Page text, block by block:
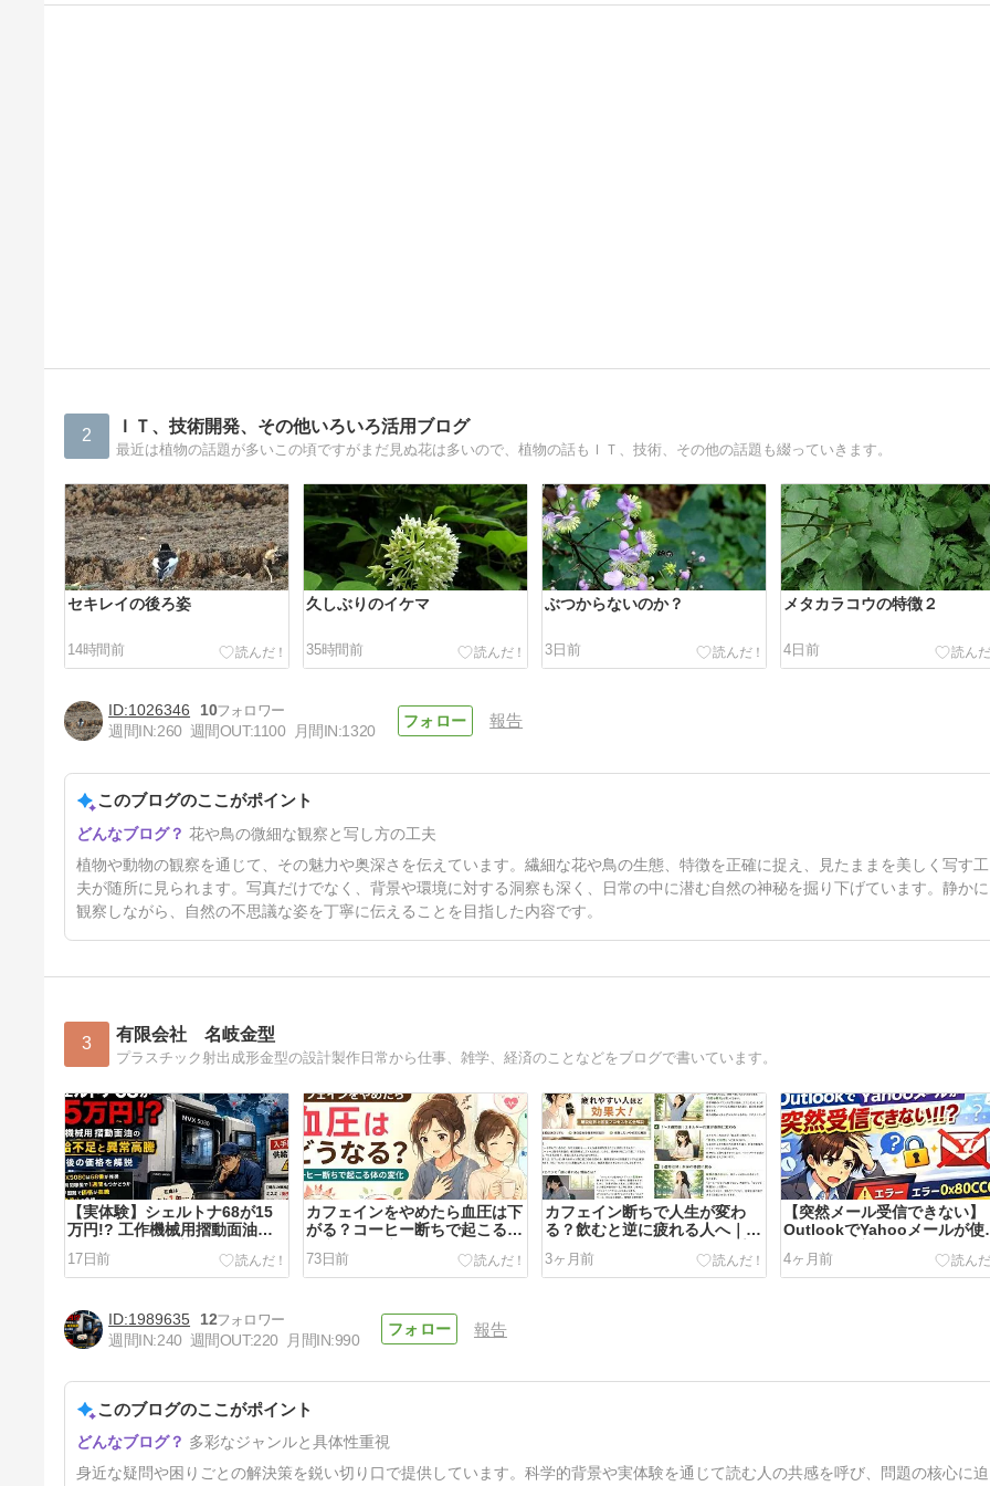
2 ＩＴ、技術開発、その他いろいろ活用ブログ
最近は植物の話題が多いこの頃ですがまだ見ぬ花は多いので、植物の話もＩＴ、技術、その他の話題も綴っていきます。
セキレイの後ろ姿
14時間前
久しぶりのイケマ
35時間前
ぶつからないのか？
3日前
メタカラコウの特徴２
4日前
500年後の皆様へ－494 コロナ
ウィルス2026-31
5日前
1026346
10
週間IN:260 週間OUT:1100 月間IN:1320
報告
このブログのここがポイント
花や鳥の微細な観察と写し方の工夫
植物や動物の観察を通じて、その魅力や奥深さを伝えています。繊細な花や鳥の生態、特徴を正確に捉え、見たままを美しく写す工
夫が随所に見られます。写真だけでなく、背景や環境に対する洞察も深く、日常の中に潜む自然の神秘を掘り下げています。静かに
観察しながら、自然の不思議な姿を丁寧に伝えることを目指した内容です。
3 有限会社 名岐金型
プラスチック射出成形金型の設計製作日常から仕事、雑学、経済のことなどをブログで書いています。
【実体験】シェルトナ68が15
万円!? 工作機械用摺動面油の
価格を解説
17日前
カフェインをやめたら血圧は下
がる？コーヒー断ちで起こる体
73日前
カフェイン断ちで人生が変わ
る？飲むと逆に疲れる人へ｜実
セス完全版
3ヶ月前
【突然メール受信できない】
OutlookでYahooメールが使
0x800CCC0Eの解決方法
4ヶ月前
HURONは本当に効果ある？実
際に使った結果とSEVとの違
5ヶ月前
1989635
12
週間IN:240 週間OUT:220 月間IN:990
報告
このブログのここがポイント
多彩なジャンルと具体性重視
身近な疑問や困りごとの解決策を鋭い切り口で提供しています。科学的背景や実体験を通じて読む人の共感を呼び、問題の核心に迫